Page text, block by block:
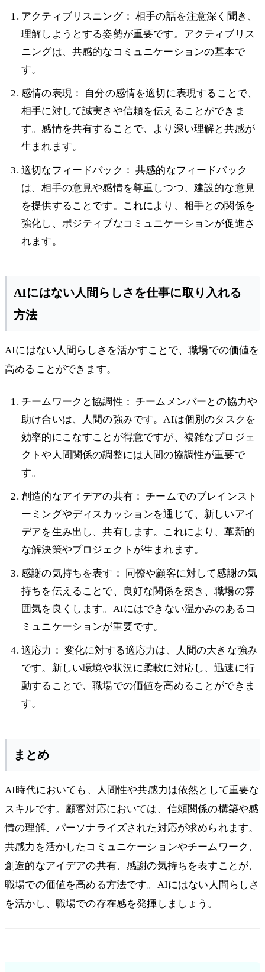
アクティブリスニング： 相手の話を注意深く聞き、
理解しようとする姿勢が重要です。アクティブリス
ニングは、共感的なコミュニケーションの基本で
す。
感情の表現： 自分の感情を適切に表現することで、
相手に対して誠実さや信頼を伝えることができま
す。感情を共有することで、より深い理解と共感が
生まれます。
適切なフィードバック： 共感的なフィードバック
は、相手の意見や感情を尊重しつつ、建設的な意見
を提供することです。これにより、相手との関係を
強化し、ポジティブなコミュニケーションが促進さ
れます。
AIにはない人間らしさを仕事に取り入れる
方法
AIにはない人間らしさを活かすことで、職場での価値を
高めることができます。
チームワークと協調性： チームメンバーとの協力や
助け合いは、人間の強みです。AIは個別のタスクを
効率的にこなすことが得意ですが、複雑なプロジェ
クトや人間関係の調整には人間の協調性が重要で
す。
創造的なアイデアの共有： チームでのブレインスト
ーミングやディスカッションを通じて、新しいアイ
デアを生み出し、共有します。これにより、革新的
な解決策やプロジェクトが生まれます。
感謝の気持ちを表す： 同僚や顧客に対して感謝の気
持ちを伝えることで、良好な関係を築き、職場の雰
囲気を良くします。AIにはできない温かみのあるコ
ミュニケーションが重要です。
適応力： 変化に対する適応力は、人間の大きな強み
です。新しい環境や状況に柔軟に対応し、迅速に行
動することで、職場での価値を高めることができま
す。
まとめ
AI時代においても、人間性や共感力は依然として重要な
スキルです。顧客対応においては、信頼関係の構築や感
情の理解、パーソナライズされた対応が求められます。
共感力を活かしたコミュニケーションやチームワーク、
創造的なアイデアの共有、感謝の気持ちを表すことが、
職場での価値を高める方法です。AIにはない人間らしさ
を活かし、職場での存在感を発揮しましょう。